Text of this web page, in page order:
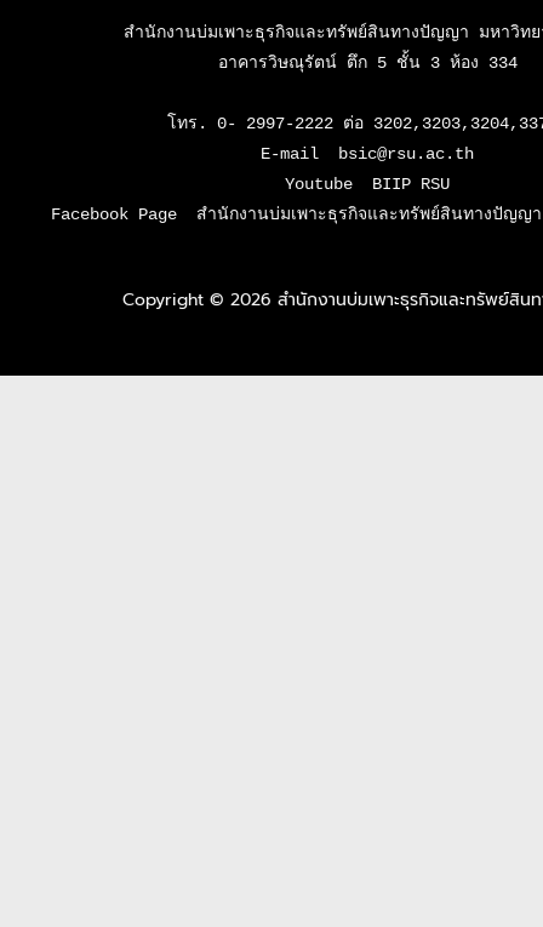
สำนักงานบ่มเพาะธุรกิจและทรัพย์สินทางปัญญา มหาวิทย
อาคารวิษณุรัตน์ ตึก 5 ชั้น 3 ห้อง 334
โทร. 0- 2997-2222 ต่อ
E-mail  bsic@rsu.ac.th
Youtube  BIIP RSU
Facebook Page  สำนักงานบ่มเพาะธุรกิจและทรัพย์สินทางปัญญ
Copyright © 2026 สำนักงานบ่มเพาะธุรกิจและทรัพย์สิ